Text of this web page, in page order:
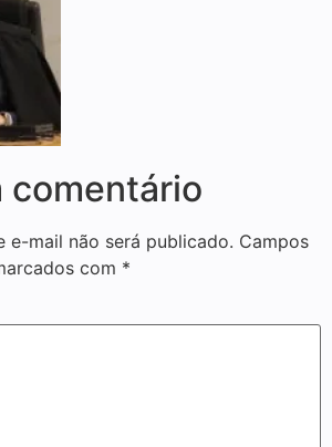
comentário
e-mail não será publicado. Campos
com *